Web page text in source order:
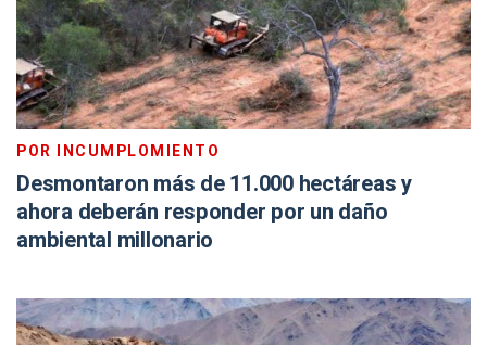
POR INCUMPLOMIENTO
Desmontaron más de 11.000 hectáreas y
ahora deberán responder por un daño
ambiental millonario